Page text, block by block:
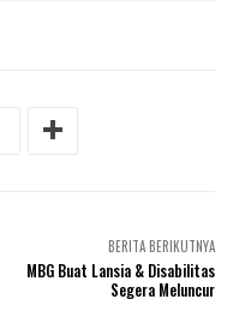
BERITA BERIKUTNYA
MBG Buat Lansia & Disabilitas
Segera Meluncur